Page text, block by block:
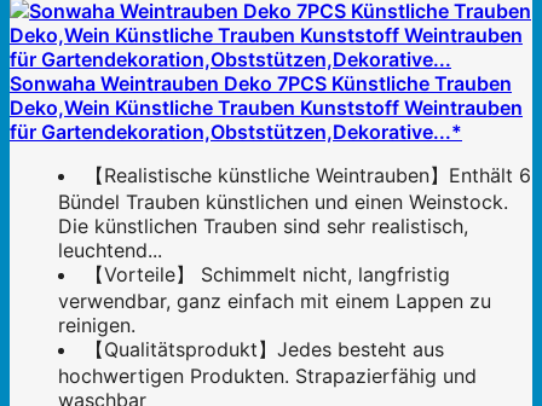
Sonwaha Weintrauben Deko 7PCS Künstliche Trauben
Deko,Wein Künstliche Trauben Kunststoff Weintrauben
für Gartendekoration,Obststützen,Dekorative...*
【Realistische künstliche Weintrauben】Enthält 6
Bündel Trauben künstlichen und einen Weinstock.
Die künstlichen Trauben sind sehr realistisch,
leuchtend...
【Vorteile】 Schimmelt nicht, langfristig
verwendbar, ganz einfach mit einem Lappen zu
reinigen.
【Qualitätsprodukt】Jedes besteht aus
hochwertigen Produkten. Strapazierfähig und
waschbar